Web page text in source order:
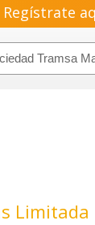
Regístrate
Limitada